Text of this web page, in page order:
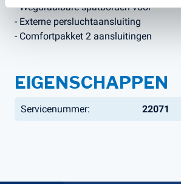
- Wegdraaibare spatborden voor
- Externe persluchtaansluiting
- Comfortpakket 2 aansluitingen
EIGENSCHAPPEN
Servicenummer: 22071